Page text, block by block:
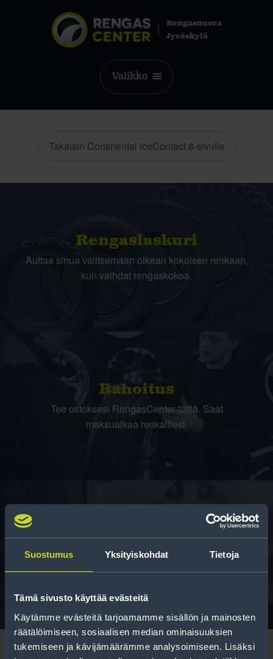
Suostumus Yksityiskohdat Tietoja
Tämä sivusto käyttää evästeitä
Käytämme evästeitä tarjoamamme sisällön ja mainosten
räätälöimiseen, sosiaalisen median ominaisuuksien
tukemiseen ja kävijämäärämme analysoimiseen. Lisäksi
Rengasnuora
Jyväskylä
Valikko
Takaisin Continental IceContact 8-sivulle
Rengas­laskuri
Auttaa sinua valitsemaan oikean kokoisen renkaan,
kun vaihdat rengaskokoa.
Rahoitus
Tee ostoksesi RengasCenter-tilillä. Saat
maksuaikaa renkaillesi.
Rengasinfo
Tavallisen ihmisen tietoa merkinnöistä, renkaista ja
niiden huoltamisesta.